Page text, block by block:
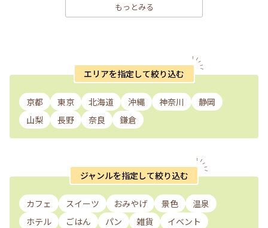
もっとみる
エリアを指定して絞り込む
京都 東京 北海道 沖縄 神奈川
静岡
山梨
長野 奈良 鎌倉
ジャンルを指定して絞り込む
カフェ スイーツ おみやげ 景色
温泉
ホテル
ごはん パン 雑貨 イベント